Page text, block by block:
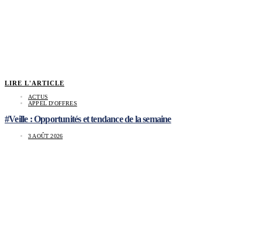
LIRE L'ARTICLE
ACTUS
APPEL D'OFFRES
#Veille : Opportunités et tendance de la semaine
3 AOÛT 2026